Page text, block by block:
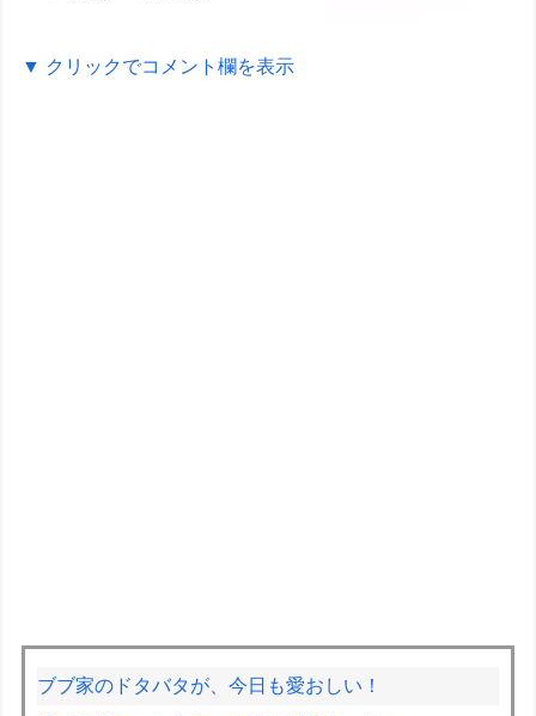
▼ クリックでコメント欄を表示
ブブ家のドタバタが、今日も愛おしい！